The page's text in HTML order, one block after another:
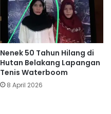
Nenek 50 Tahun Hilang di
Hutan Belakang Lapangan
Tenis Waterboom
8 April 2026